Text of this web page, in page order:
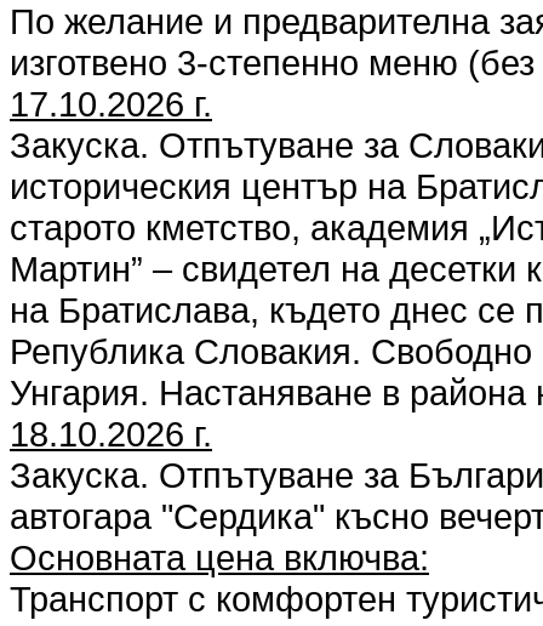
По желание и предварителна
изготвено 3-степенно меню
17.10.2026 г.
Закуска. Отпътуване за
историческия център на
старото кметство, академия
Мартин” – свидетел на
на Братислава, където днес се
Република Словакия.
Унгария. Настаняване в
18.10.2026 г.
Закуска. Отпътуване за
автогара "Сердика" късно
Основната цена включва:
Транспорт с комфортен